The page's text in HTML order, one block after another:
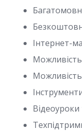
Інтернет-
Відеоуроки